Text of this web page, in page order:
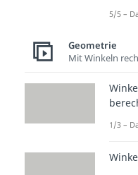
5/5 –
Geometrie
Mit Winkeln
1/3 –